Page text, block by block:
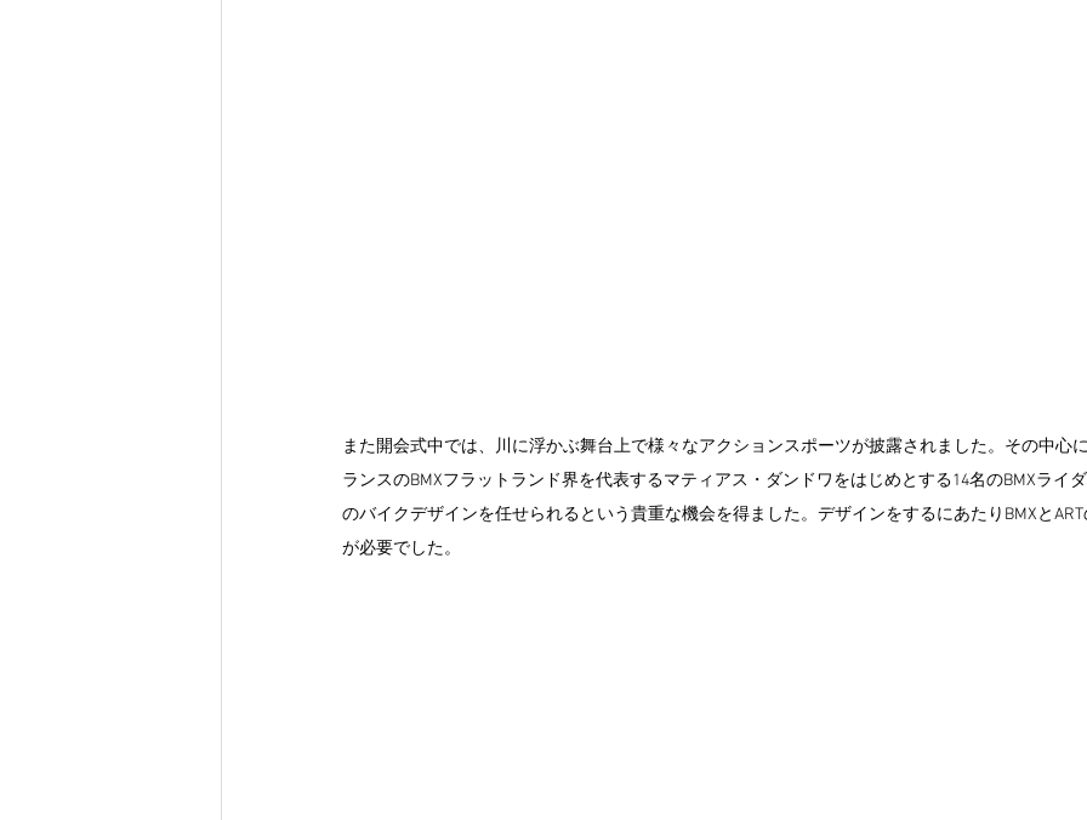
また開会式中では、川に浮かぶ舞台上で様々なアクションスポーツが披露されました。その中心
ランスのBMXフラットランド界を代表するマティアス・ダンドワをはじめとする14名のBMXライ
のバイクデザインを任せられるという貴重な機会を得ました。デザインをするにあたりBMXと
が必要でした。